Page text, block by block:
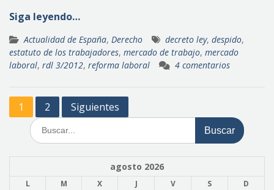
Siga leyendo…
Actualidad de España, Derecho decreto ley, despido,
estatuto de los trabajadores, mercado de trabajo, mercado
laboral, rdl 3/2012, reforma laboral 4 comentarios
Paginación
entradas
1 2 Siguientes
Buscar:
agosto 2026
L M X J V S
D